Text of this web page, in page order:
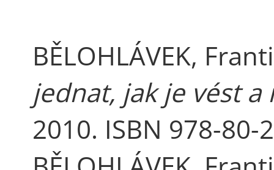
BĚLOHLÁVEK,
jednat, jak je vést a
2010. ISBN 978-80-